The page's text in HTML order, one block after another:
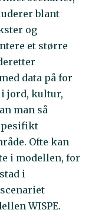
blant
og
et større
data på for
jord, kultur,
man så
Ofte kan
i modellen, for
i
WISPE.